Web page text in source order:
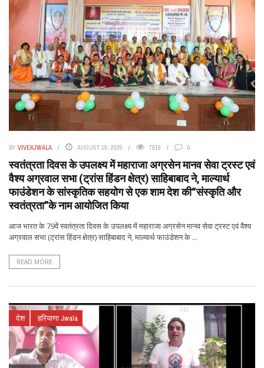
BY VIVEKJWALA AUGUST 19, 2025 7919 0
स्वतंत्रता दिवस के उपलक्ष्य में महाराजा अग्रसेन मानव सेवा ट्रस्ट एवं
वैश्य अग्रवाल सभा (ट्रांस हिंडन क्षेत्र) साहिबाबाद ने, माल्यार्थ
फाउंडेशन के सांस्कृतिक सहयोग से एक शाम देश की“संस्कृति और
स्वतंत्रता”के नाम आयोजित किया
आज भारत के 79वें स्वतंत्रता दिवस के उपलक्ष्य में महाराजा अग्रसेन मानव सेवा ट्रस्ट एवं वैश्य
अग्रवाल सभा (ट्रांस हिंडन क्षेत्र) साहिबाबाद ने, माल्यार्थ फाउंडेशन के ...
READ MORE
देश हरियाणा Jwala